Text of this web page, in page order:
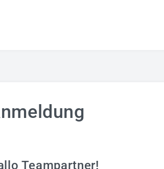
Teampartner!